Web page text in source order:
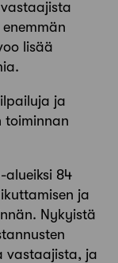
lisää
ja
toiminnan
alueiksi 84
ja
Nykyistä
vastaajista, ja